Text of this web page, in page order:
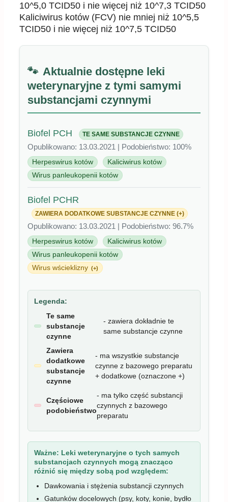
10^5,0 TCID50 i nie więcej niż 10^7,3 TCID50
Kaliciwirus kotów (FCV) nie mniej niż 10^5,5
TCID50 i nie więcej niż 10^7,5 TCID50
Aktualnie dostępne leki
weterynaryjne z tymi samymi
substancjami czynnymi
Biofel PCH TE SAME SUBSTANCJE CZYNNE
Opublikowano: 13.03.2021 | Podobieństwo: 100%
Herpeswirus kotów
Kaliciwirus kotów
Wirus panleukopenii kotów
Biofel PCHR
ZAWIERA DODATKOWE SUBSTANCJE CZYNNE (+)
Opublikowano: 13.03.2021 | Podobieństwo: 96.7%
Herpeswirus kotów
Kaliciwirus kotów
Wirus panleukopenii kotów
Wirus wścieklizny (+)
Legenda:
Te same
substancje
czynne
- zawiera dokładnie te
same substancje czynne
Zawiera
dodatkowe
substancje
czynne
- ma wszystkie substancje
czynne z bazowego preparatu
+ dodatkowe (oznaczone +)
Częściowe
podobieństwo
- ma tylko część substancji
czynnych z bazowego
preparatu
Ważne: Leki weterynaryjne o tych samych
substancjach czynnych mogą znacząco
różnić się między sobą pod względem:
Dawkowania i stężenia substancji czynnych
Gatunków docelowych (psy, koty, konie, bydło